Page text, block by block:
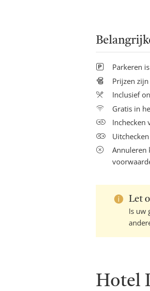
Parkeren
Prijzen
Inclusief
Gratis in
Inchecken
Annuleren
Let
Is uw
Hotel